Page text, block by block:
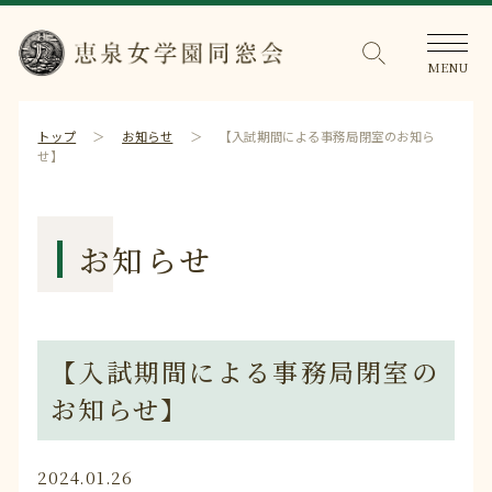
トップ お知らせ
【入試期間による事務局閉室のお知ら
せ】
お知らせ
【入試期間による事務局閉室の
お知らせ】
2024.01.26